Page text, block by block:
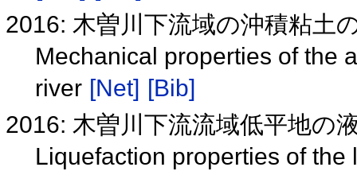
2016: 木曽川下流域の沖積粘土
Mechanical properties of the
river [Net] [Bib]
2016: 木曽川下流流域低平地の
Liquefaction properties of